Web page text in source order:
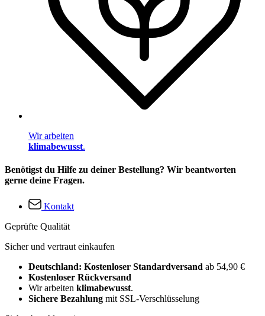
Wir arbeiten
klimabewusst.
Benötigst du Hilfe zu deiner Bestellung? Wir beantworten
gerne deine Fragen.
Kontakt
Geprüfte Qualität
Sicher und vertraut einkaufen
Deutschland: Kostenloser Standardversand ab 54,90 €
Kostenloser Rückversand
Wir arbeiten klimabewusst.
Sichere Bezahlung mit SSL-Verschlüsselung